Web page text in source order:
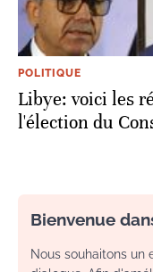
POLITIQUE
Libye: voici les
l'élection du
Bienvenue
Nous souhaitons un